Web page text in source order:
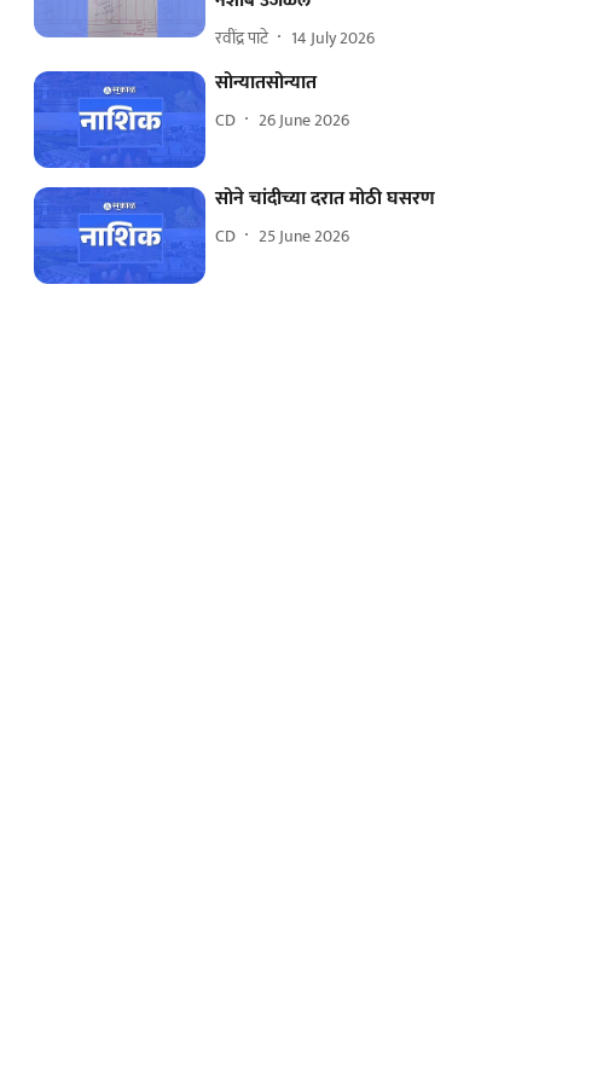
रवींद्र पाटे 14 July 2026
सोन्यातसोन्यात
CD 26 June 2026
सोने चांदीच्या दरात मोठी घसरण
CD 25 June 2026